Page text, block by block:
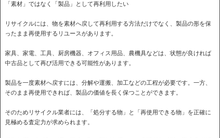
「素材」ではなく「製品」として再利用したい
リサイクルには、物を素材へ戻して再利用する方法だけでなく、製品の形を保
ったまま再使用するリユースがあります。
家具、家電、工具、厨房機器、オフィス用品、農機具などは、状態が良ければ
中古品として再び活用できる可能性があります。
製品を一度素材へ戻すには、分解や運搬、加工などの工程が必要です。一方、
そのまま再使用できれば、製品の価値を長く保つことができます。
そのためリサイクル業者には、「処分する物」と「再使用できる物」を正確に
見極める査定力が求められます。